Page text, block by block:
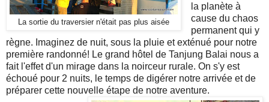
La sortie du traversier n'était pas plus aisée
la planète à
cause du chaos
permanent qui y
règne. Imaginez de nuit, sous la pluie et exténué pour notre
première randonné! Le grand hôtel de Tanjung Balai nous a
fait l'effet d'un mirage dans la noirceur rurale. On s'y est
échoué pour 2 nuits, le temps de digérer notre arrivée et de
préparer cette nouvelle étape de notre aventure.